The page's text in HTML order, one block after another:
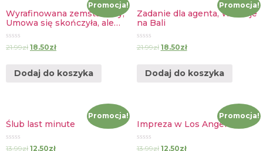
Promocja!
Wyrafinowana zemsta żony,
Umowa się skończyła, ale…
Oceniono
0
21.99zł 18.50zł
Dodaj do koszyka
Promocja!
Zadanie dla agenta, Wakacje
na Bali
Oceniono
0
21.99zł 18.50zł
Dodaj do koszyka
Promocja!
Ślub last minute
Oceniono
13.99zł 12.50zł
Promocja!
Impreza w Los Angeles
Oceniono
13.99zł 12.50zł